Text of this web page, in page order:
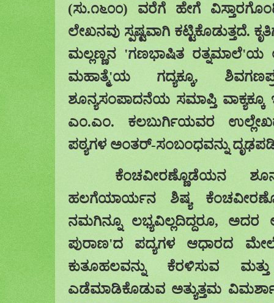
(ಸು.೧೬೦೦) ವರೆಗೆ ಹೇಗೆ
ಲೇಖನವು ಸ್ಪಷ್ಟವಾಗಿ ಕಟ್ಟಿಕೊಡುತ್ತದೆ.
ಮಲ್ಲಣ್ಣನ 'ಗಣಭಾಷಿತ ರತ್ನಮಾಲೆ'ಯ
ಮಹಾತ್ಮೆ'ಯ ಗದ್ಯಕ್ಕೂ,
ಶೂನ್ಯಸಂಪಾದನೆಯ ಸಮಾಪ್ತಿ
ಎಂ.ಎಂ. ಕಲಬುರ್ಗಿಯವರ
ಪಠ್ಯಗಳ ಅಂತರ್‌-ಸಂಬಂಧವನ್ನು
ಕೆಂಚವೀರಣ್ಣೊಡೆಯನ
ಹಲಗೆಯಾರ್ಯನ
ಶಿಷ್ಯ
ನಮಗಿನ್ನೂ
ಲಭ್ಯವಿಲ್ಲದಿದ್ದರೂ, ಅದರ
ಪುರಾಣ'ದ
ಪದ್ಯಗಳ ಆಧಾರದ ಮೇಲೆ
ಕುತೂಹಲವನ್ನು ಕೆರಳಿಸುವ
ಎಡೆಮಾಡಿಕೊಡುವ ಅತ್ಯುತ್ತಮ